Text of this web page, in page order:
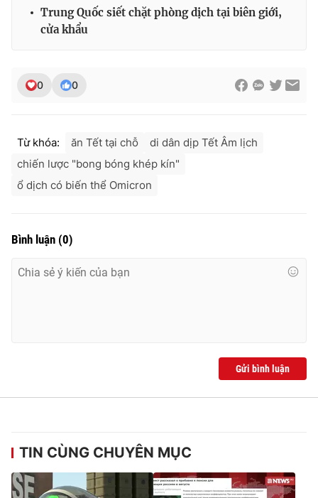
Trung Quốc siết chặt phòng dịch tại biên giới,
cửa khẩu
0 0
Từ khóa: ăn Tết tại chỗ
di dân dịp Tết Âm lịch
chiến lược "bong bóng khép kín"
ổ dịch có biến thể Omicron
Bình luận (0)
Gửi bình luận
TIN CÙNG CHUYÊN MỤC